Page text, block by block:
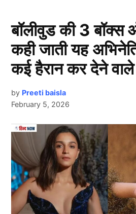
Harmanpreet Kaur
दरअसल, मुंबई इंडियंस वूमेन और
खेले गए इस मैच में एमआई की कप्तान
(Harmanpreet Kaur) ने 165.12 की
करते हुए 7 चौके और 2 शानदार
बॉलीवुड की 3 बॉक्स
कही जाती यह
कई हैरान कर देने वाले
by Preeti baisla
February 5, 2026